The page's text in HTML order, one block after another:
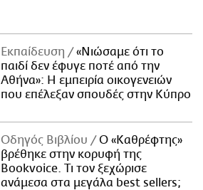
Εκπαίδευση
«Νιώσαμε ότι το
παιδί δεν έφυγε ποτέ από την
Αθήνα»: Η εμπειρία οικογενειών
που επέλεξαν σπουδές στην Κύπρο
Οδηγός Βιβλίου
Ο «Καθρέφτης»
βρέθηκε στην κορυφή της
Bookvoice. Τι τον ξεχώρισε
ανάμεσα στα μεγάλα best sellers;